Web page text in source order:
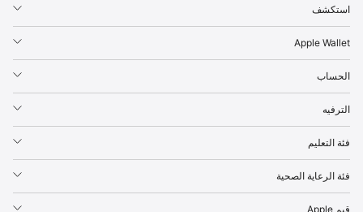
l
e
استكشف
Apple Wallet
الحساب
الترفيه
فئة التعليم
فئة الرعاية الصحية
قيم Apple